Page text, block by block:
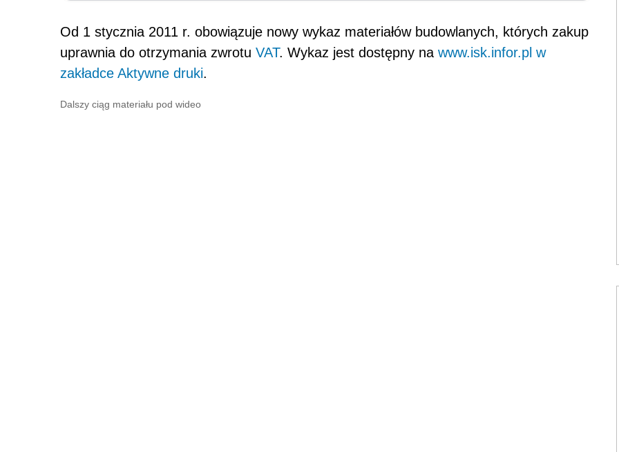
Od 1 stycznia 2011 r. obowiązuje nowy wykaz materiałów budowlanych, których zakup
uprawnia do otrzymania zwrotu VAT. Wykaz jest dostępny na www.isk.infor.pl w
zakładce Aktywne druki.
Dalszy ciąg materiału pod wideo